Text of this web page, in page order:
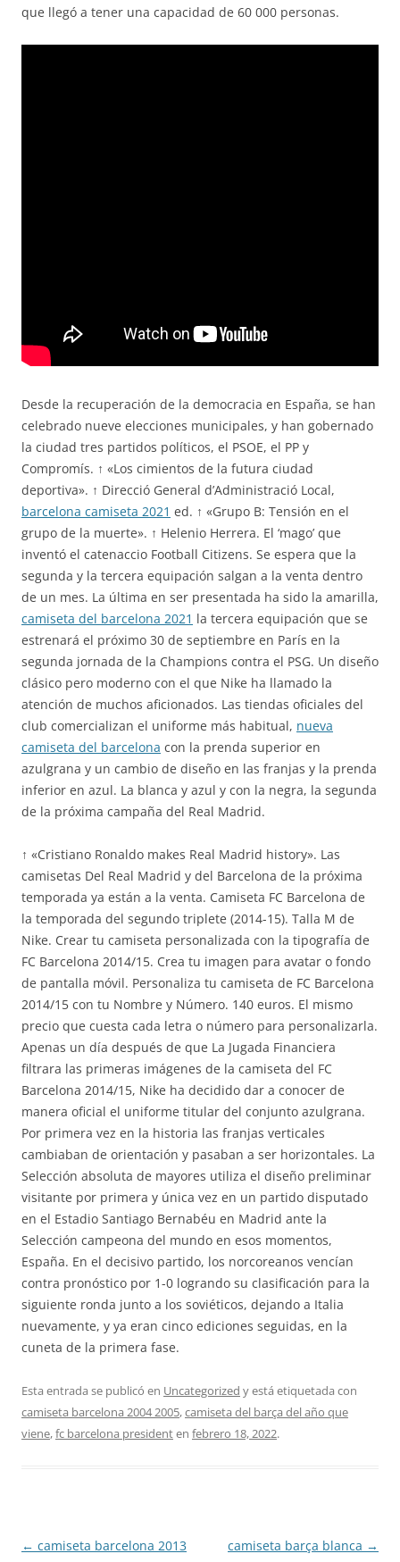
que llegó a tener una capacidad de 60 000 personas.
Desde la recuperación de la democracia en España, se han
celebrado nueve elecciones municipales, y han gobernado
la ciudad tres partidos políticos, el PSOE, el PP y
Compromís. ↑ «Los cimientos de la futura ciudad
deportiva». ↑ Direcció General d’Administració Local,
barcelona camiseta 2021 ed. ↑ «Grupo B: Tensión en el
grupo de la muerte». ↑ Helenio Herrera. El ‘mago’ que
inventó el catenaccio Football Citizens. Se espera que la
segunda y la tercera equipación salgan a la venta dentro
de un mes. La última en ser presentada ha sido la amarilla,
camiseta del barcelona 2021 la tercera equipación que se
estrenará el próximo 30 de septiembre en París en la
segunda jornada de la Champions contra el PSG. Un diseño
clásico pero moderno con el que Nike ha llamado la
atención de muchos aficionados. Las tiendas oficiales del
club comercializan el uniforme más habitual, nueva
camiseta del barcelona con la prenda superior en
azulgrana y un cambio de diseño en las franjas y la prenda
inferior en azul. La blanca y azul y con la negra, la segunda
de la próxima campaña del Real Madrid.
↑ «Cristiano Ronaldo makes Real Madrid history». Las
camisetas Del Real Madrid y del Barcelona de la próxima
temporada ya están a la venta. Camiseta FC Barcelona de
la temporada del segundo triplete (2014-15). Talla M de
Nike. Crear tu camiseta personalizada con la tipografía de
FC Barcelona 2014/15. Crea tu imagen para avatar o fondo
de pantalla móvil. Personaliza tu camiseta de FC Barcelona
2014/15 con tu Nombre y Número. 140 euros. El mismo
precio que cuesta cada letra o número para personalizarla.
Apenas un día después de que La Jugada Financiera
filtrara las primeras imágenes de la camiseta del FC
Barcelona 2014/15, Nike ha decidido dar a conocer de
manera oficial el uniforme titular del conjunto azulgrana.
Por primera vez en la historia las franjas verticales
cambiaban de orientación y pasaban a ser horizontales. La
Selección absoluta de mayores utiliza el diseño preliminar
visitante por primera y única vez en un partido disputado
en el Estadio Santiago Bernabéu en Madrid ante la
Selección campeona del mundo en esos momentos,
España. En el decisivo partido, los norcoreanos vencían
contra pronóstico por 1-0 logrando su clasificación para la
siguiente ronda junto a los soviéticos, dejando a Italia
nuevamente, y ya eran cinco ediciones seguidas, en la
cuneta de la primera fase.
Esta entrada se publicó en Uncategorized y está etiquetada con
camiseta barcelona 2004 2005,camiseta del barça del año que
viene,fc barcelona presidenten febrero 18, 2022.
Navegación
← camiseta barcelona 2013 camiseta barça blanca →